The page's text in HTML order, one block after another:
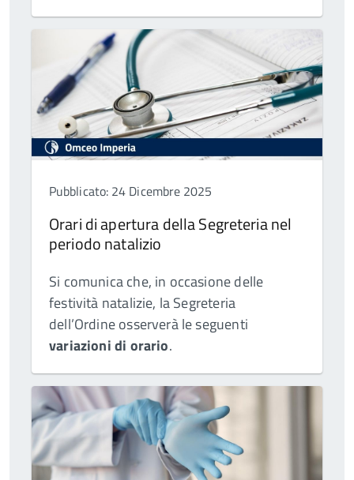
Pubblicato: 24 Dicembre 2025
Orari di apertura della Segreteria nel
periodo natalizio
Si comunica che, in occasione delle
festività natalizie, la Segreteria
dell’Ordine osserverà le seguenti
variazioni di orario.